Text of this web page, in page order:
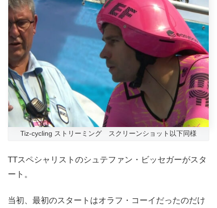
Tiz-cycling ストリーミング スクリーンショット以下同様
TTスペシャリストのシュテファン・ビッセガーがスタ
ート。
当初、最初のスタートはオラフ・コーイだったのだけ